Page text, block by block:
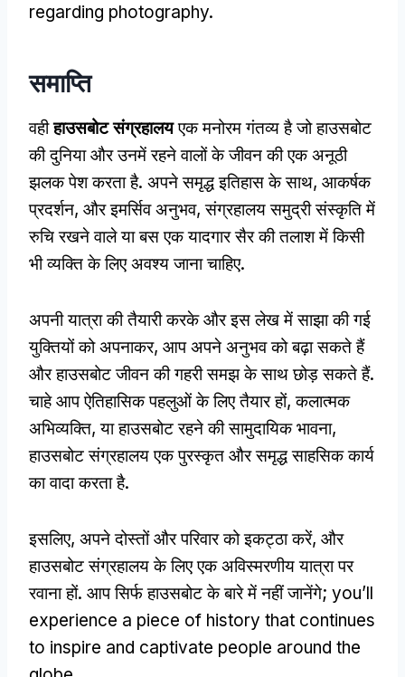
regarding photography.
समाप्ति
वहीहाउसबोट संग्रहालयएक मनोरम गंतव्य है जो हाउसबोट
की दुनिया और उनमें रहने वालों के जीवन की एक अनूठी
झलक पेश करता है. अपने समृद्ध इतिहास के साथ, आकर्षक
प्रदर्शन, और इमर्सिव अनुभव, संग्रहालय समुद्री संस्कृति में
रुचि रखने वाले या बस एक यादगार सैर की तलाश में किसी
भी व्यक्ति के लिए अवश्य जाना चाहिए.
अपनी यात्रा की तैयारी करके और इस लेख में साझा की गई
युक्तियों को अपनाकर, आप अपने अनुभव को बढ़ा सकते हैं
और हाउसबोट जीवन की गहरी समझ के साथ छोड़ सकते हैं.
चाहे आप ऐतिहासिक पहलुओं के लिए तैयार हों, कलात्मक
अभिव्यक्ति, या हाउसबोट रहने की सामुदायिक भावना,
हाउसबोट संग्रहालय एक पुरस्कृत और समृद्ध साहसिक कार्य
का वादा करता है.
इसलिए, अपने दोस्तों और परिवार को इकट्ठा करें, और
हाउसबोट संग्रहालय के लिए एक अविस्मरणीय यात्रा पर
रवाना हों. आप सिर्फ हाउसबोट के बारे में नहीं जानेंगे; you’ll
experience a piece of history that continues
to inspire and captivate people around the